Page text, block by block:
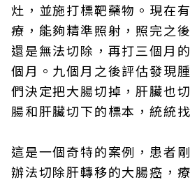
灶，並施打標靶藥物。現在
療，能夠精準照射，照完之
還是無法切除，再打三個月
個月。九個月之後評估發現
們決定把大腸切掉，肝臟也
腸和肝臟切下的標本，統統
這是一個奇特的案例，患者
辦法切除肝轉移的大腸癌，